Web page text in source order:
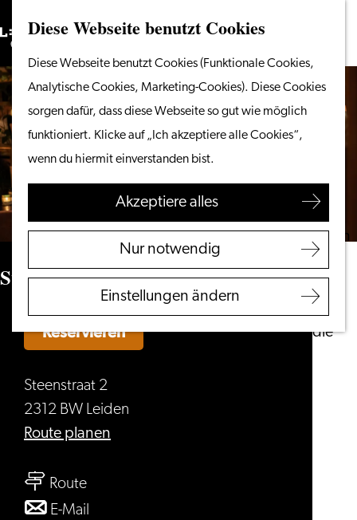
Diese Webseite benutzt Cookies
Diese Webseite benutzt Cookies (Funktionale Cookies,
Analytische Cookies, Marketing-Cookies). Diese Cookies
sorgen dafür, dass diese Webseite so gut wie möglich
funktioniert. Klicke auf „Ich akzeptiere alle Cookies“,
wenn du hiermit einverstanden bist.
Akzeptiere alles
Nur notwendig
Einstellungen ändern
Gehen
Sie
zur
Homepage
Menü
Suchen
Vom Wasser aus
Radeln & Wandern
Shoppen
Essen & Trinken
Ihren Besuch planen
Touristeninformation
Leiden
Entdecken Sie die
Suchen
Stadscafé van der Werff
Steenstraat 2
2312 BW Leiden
Route planen
Routebis
Stadscafé
E-Mail
Reservieren